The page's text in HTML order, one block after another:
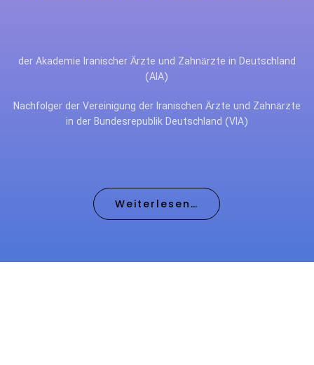
der Akademie Iranischer Ärzte und Zahnärzte in Deutschland
(AIA)
Nachfolger der Vereinigung der Iranischen Ärzte und Zahnärzte
in der Bundesrepublik Deutschland (VIA)
Weiterlesen…